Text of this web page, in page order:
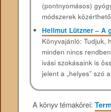
(pontnyomásos)
módszerek
Hellmut Lützner – A
Könyvajánló: Tudjuk,
minden nincs
ivási szokásaink is
jelent a „helyes” szó
A könyv témakörei: